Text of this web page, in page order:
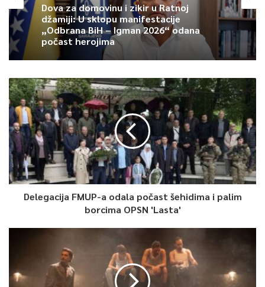
Bila je ovo jedna od najznačjanijih bitaka i prekretnica za Armiju
BiH, posebno za Sarajevo.
U nastavku programa održana je Centralna manifestacija
Centralne džamije u Pofalićima.
1
Article Rating
Dova za domovinu i zikir u Ratnoj
džamiji: U sklopu manifestacije
„Odbrana BiH – Igman 2026“ odana
počast herojima
Delegacija FMUP-a odala počast šehidima i palim
borcima OPSN 'Lasta'